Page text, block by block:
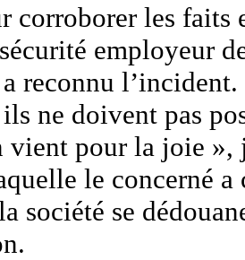
corroborer les faits
employeur
reconnu
ne doivent pas
vient pour la joie
le concerné a
société se